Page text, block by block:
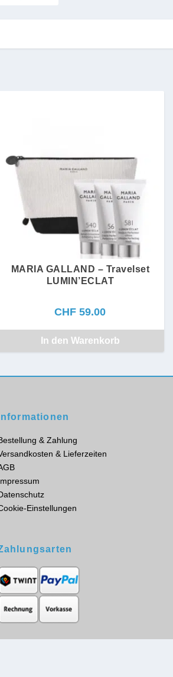
MARIA GALLAND – Travelset
LUMIN’ECLAT
CHF 59.00
In den Warenkorb
Informationen
& Zahlung
& Lieferzeiten
Einstellungen